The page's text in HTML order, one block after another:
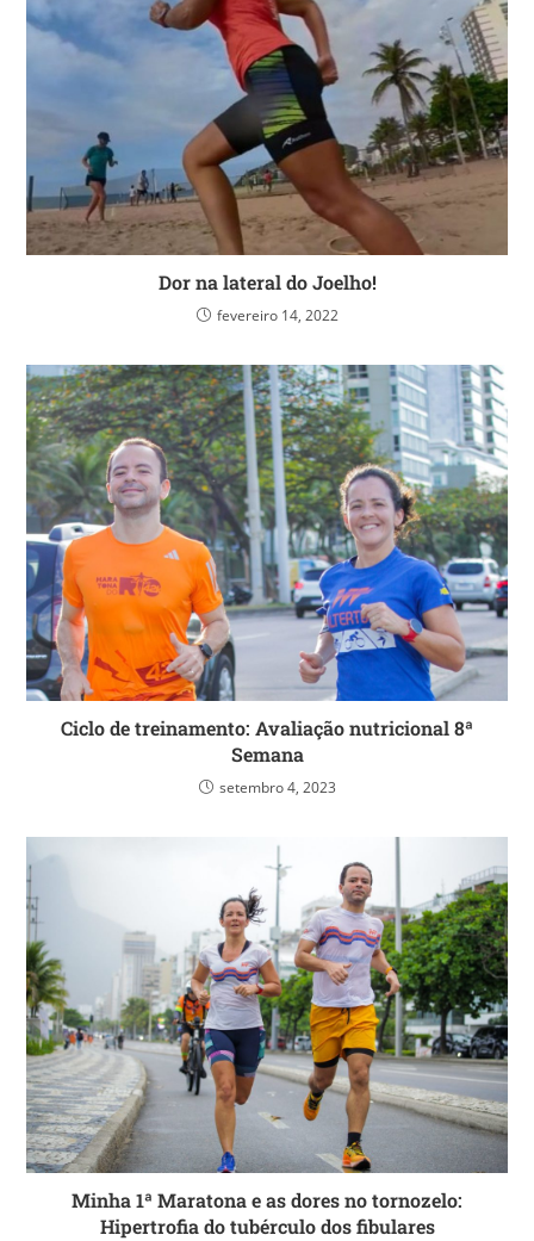
Dor na lateral do Joelho!
fevereiro 14, 2022
Ciclo de treinamento: Avaliação nutricional 8ª
Semana
setembro 4, 2023
Minha 1ª Maratona e as dores no tornozelo:
Hipertrofia do tubérculo dos fibulares